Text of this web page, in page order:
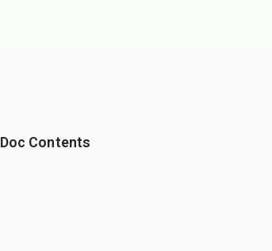
Doc Contents